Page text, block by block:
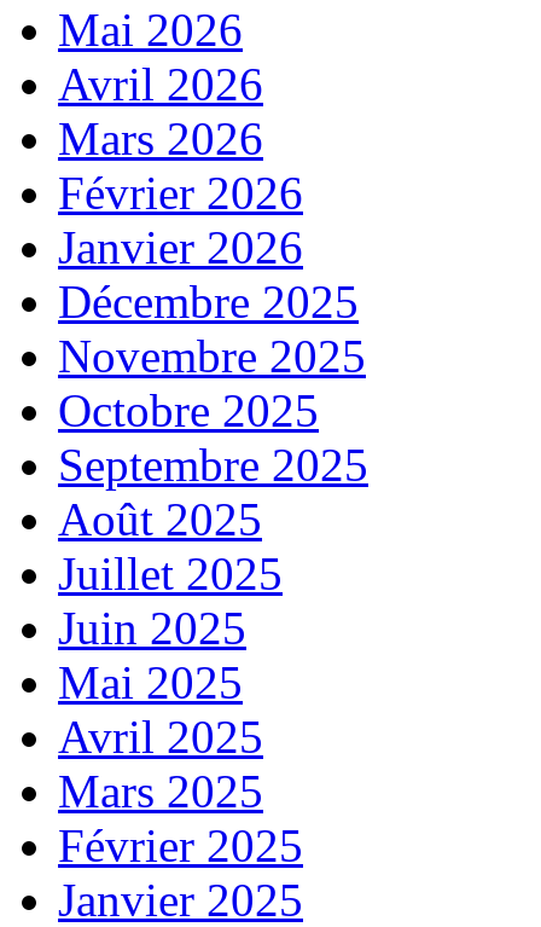
Mai 2026
Avril 2026
Mars 2026
Février 2026
Janvier 2026
Décembre 2025
Novembre 2025
Octobre 2025
Septembre 2025
Août 2025
Juillet 2025
Juin 2025
Mai 2025
Avril 2025
Mars 2025
Février 2025
Janvier 2025